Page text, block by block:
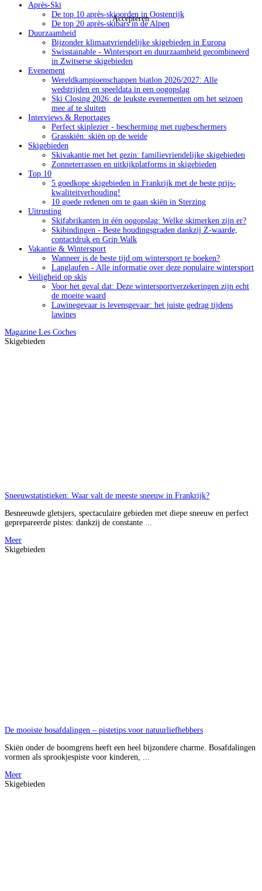
Accepteren
Après-Ski
De top 10 après-skioorden in Oostenrijk
De top 20 après-skibars in de Alpen
Duurzaamheid
Bijzonder klimaatvriendelijke skigebieden in Europa
Swisstainable - Wintersport en duurzaamheid gecombineerd
in Zwitserse skigebieden
Evenement
Wereldkampioenschappen biatlon 2026/2027: Alle
wedstrijden en speeldata in een oogopslag
Ski Closing 2026: de leukste evenementen om het seizoen
mee af te sluiten
Interviews & Reportages
Perfect skiplezier - bescherming met rugbeschermers
Grasskiën: skiën op de weide
Skigebieden
Skivakantie met het gezin: familievriendelijke skigebieden
Zonneterrassen en uitkijkplatforms in skigebieden
Top 10
5 goedkope skigebieden in Frankrijk met de beste prijs-
kwaliteitverhouding!
10 goede redenen om te gaan skiën in Sterzing
Uitrusting
Skifabrikanten in één oogopslag: Welke skimerken zijn er?
Skibindingen - Beste houdingsgraden dankzij Z-waarde,
contactdruk en Grip Walk
Vakantie & Wintersport
Wanneer is de beste tijd om wintersport te boeken?
Langlaufen - Alle informatie over deze populaire wintersport
Veiligheid op skis
Voor het geval dat: Deze wintersportverzekeringen zijn echt
de moeite waard
Lawinegevaar is levensgevaar: het juiste gedrag tijdens
lawines
Magazine Les Coches
Skigebieden
Sneeuwstatistieken: Waar valt de meeste sneeuw in Frankrijk?
Besneeuwde gletsjers, spectaculaire gebieden met diepe sneeuw en perfect
geprepareerde pistes: dankzij de constante ...
Meer
Skigebieden
De mooiste bosafdalingen – pistetips voor natuurliefhebbers
Skiën onder de boomgrens heeft een heel bijzondere charme. Bosafdalingen
vormen als sprookjespiste voor kinderen, ...
Meer
Skigebieden